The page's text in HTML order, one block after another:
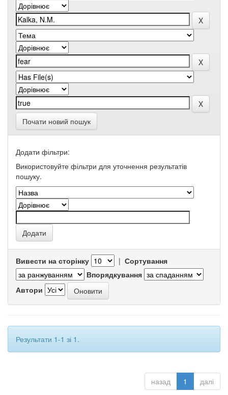
Почати новий пошук
Додати фільтри:
Використовуйте фільтри для уточнення результатів
пошуку.
Вивести на сторінку | Сортування
Впорядкування
Автори
Результати 1-1 зі 1.
назад 1 далі